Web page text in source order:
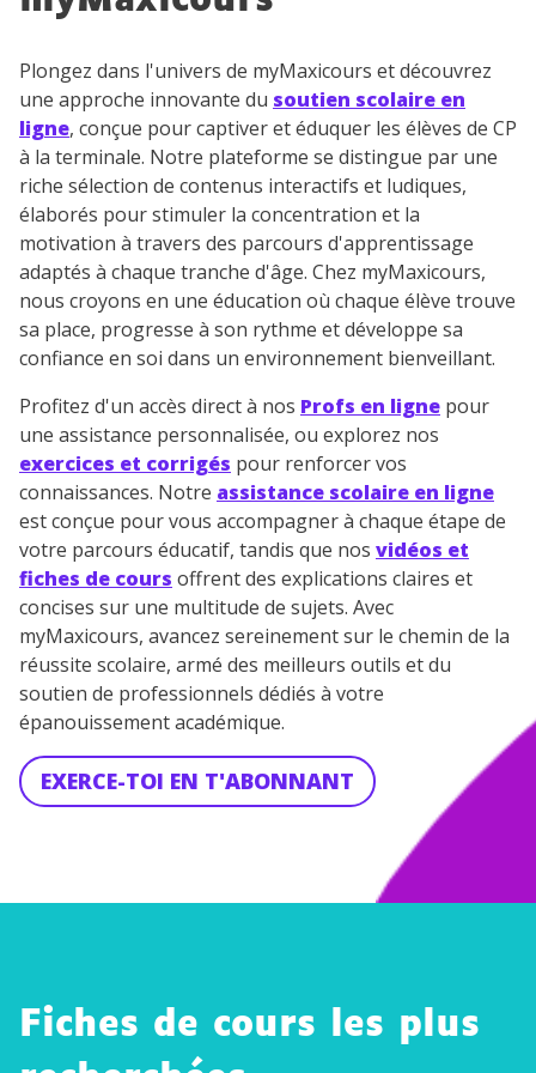
Plongez dans l'univers de myMaxicours et découvrez
une approche innovante du soutien scolaire en
ligne, conçue pour captiver et éduquer les élèves de CP
à la terminale. Notre plateforme se distingue par une
riche sélection de contenus interactifs et ludiques,
élaborés pour stimuler la concentration et la
motivation à travers des parcours d'apprentissage
adaptés à chaque tranche d'âge. Chez myMaxicours,
nous croyons en une éducation où chaque élève trouve
sa place, progresse à son rythme et développe sa
confiance en soi dans un environnement bienveillant.
Profitez d'un accès direct à nos Profs en ligne pour
une assistance personnalisée, ou explorez nos
exercices et corrigés pour renforcer vos
connaissances. Notre assistance scolaire en ligne
est conçue pour vous accompagner à chaque étape de
votre parcours éducatif, tandis que nos vidéos et
fiches de cours offrent des explications claires et
concises sur une multitude de sujets. Avec
myMaxicours, avancez sereinement sur le chemin de la
réussite scolaire, armé des meilleurs outils et du
soutien de professionnels dédiés à votre
épanouissement académique.
EXERCE-TOI EN T'ABONNANT
Fiches de cours les plus